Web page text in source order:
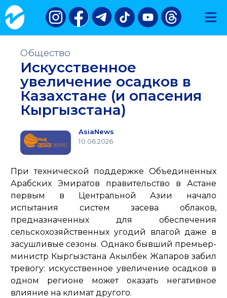
Общество
Искусственное
увеличение осадков в
Казахстане (и опасения
Кыргызстана)
AsiaNews
10.06.2026
При технической поддержке Объединенных
Арабских Эмиратов правительство в Астане
первым в Центральной Азии начало
испытания систем засева облаков,
предназначенных для обеспечения
сельскохозяйственных угодий влагой даже в
засушливые сезоны. Однако бывший премьер-
министр Кыргызстана Акылбек Жапаров забил
тревогу: искусственное увеличение осадков в
одном регионе может оказать негативное
влияние на климат другого.